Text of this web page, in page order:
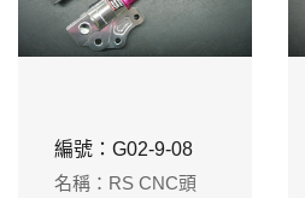
編號：G02-9-08
名稱：RS CNC頭